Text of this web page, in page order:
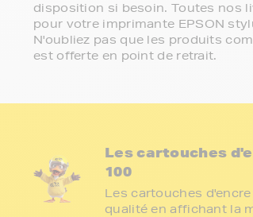
disposition si besoin. Toutes nos
pour votre imprimante EPSON
N'oubliez pas que les produits
est offerte en point de retrait.
Les cartouches
100
Les cartouches
qualité en affichant la